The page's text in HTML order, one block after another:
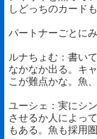
しどっちのカード
パートナーごとに
ルナちょむ：書い
なかなか出る。キ
こが難点かな。魚
ユーシェ：実にシ
させるか人によっ
もある。魚も採用圏